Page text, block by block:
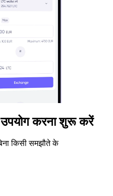
करना शुरू करें
किसी समझौते के